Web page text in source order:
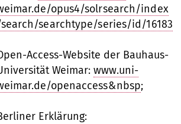
opus4/solrsearch/index
searchtype/series/id/16183
Access-Website der Bauhaus-
Weimar: www.uni-
openaccess&nbsp;
Erklärung: